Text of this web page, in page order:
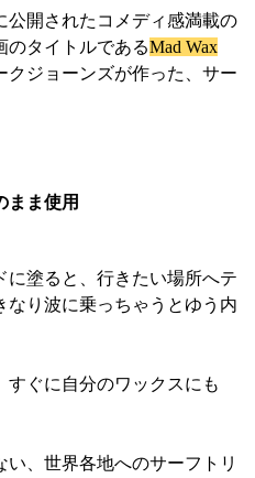
公開されたコメディ感満載の
のタイトルであるMad Wax
クジョーンズが作った、サー
まま使用
に塗ると、行きたい場所へテ
なり波に乗っちゃうとゆう内
すぐに自分のワックスにも
、世界各地へのサーフトリ